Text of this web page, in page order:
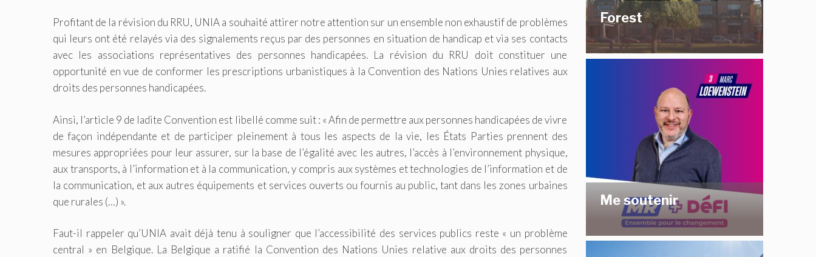
Profitant de la révision du RRU, UNIA a souhaité attirer notre attention sur un ensemble non exhaustif de problèmes
qui leurs ont été relayés via des signalements reçus par des personnes en situation de handicap et via ses contacts
avec les associations représentatives des personnes handicapées. La révision du RRU doit constituer une
opportunité en vue de conformer les prescriptions urbanistiques à la Convention des Nations Unies relatives aux
droits des personnes handicapées.
Ainsi, l’article 9 de ladite Convention est libellé comme suit : « Afin de permettre aux personnes handicapées de vivre
de façon indépendante et de participer pleinement à tous les aspects de la vie, les États Parties prennent des
mesures appropriées pour leur assurer, sur la base de l’égalité avec les autres, l’accès à l’environnement physique,
aux transports, à l’information et à la communication, y compris aux systèmes et technologies de l’information et de
la communication, et aux autres équipements et services ouverts ou fournis au public, tant dans les zones urbaines
que rurales (…) ».
Faut-il rappeler qu’UNIA avait déjà tenu à souligner que l’accessibilité des services publics reste « un problème
central » en Belgique. La Belgique a ratifié la Convention des Nations Unies relative aux droits des personnes
Forest
Me soutenir